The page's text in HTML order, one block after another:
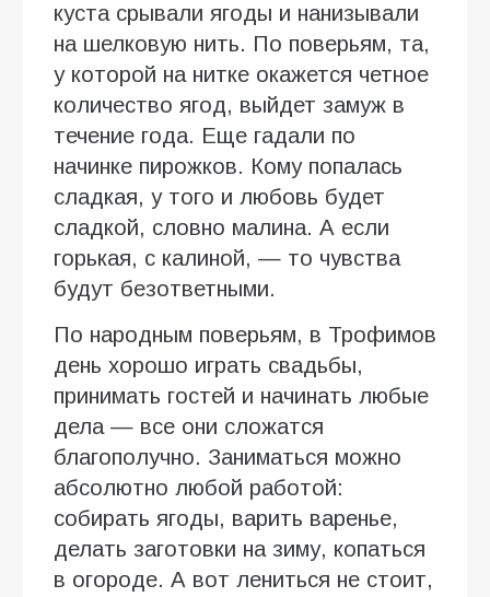
куста срывали ягоды и нанизывали
на шелковую нить. По поверьям, та,
у которой на нитке окажется четное
количество ягод, выйдет замуж в
течение года. Еще гадали по
начинке пирожков. Кому попалась
сладкая, у того и любовь будет
сладкой, словно малина. А если
горькая, с калиной, — то чувства
будут безответными.
По народным поверьям, в Трофимов
день хорошо играть свадьбы,
принимать гостей и начинать любые
дела — все они сложатся
благополучно. Заниматься можно
абсолютно любой работой:
собирать ягоды, варить варенье,
делать заготовки на зиму, копаться
в огороде. А вот лениться не стоит,